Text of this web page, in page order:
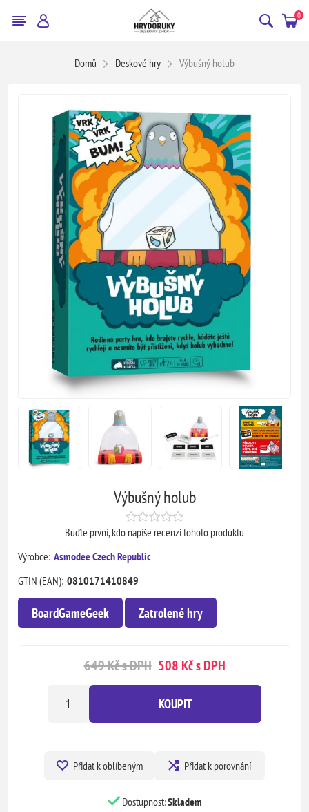
0
Domů Deskové hry Výbušný holub
Výbušný holub
Buďte první, kdo napíše recenzi tohoto produktu
Výrobce: Asmodee Czech Republic
GTIN (EAN): 0810171410849
BoardGameGeek Zatrolené hry
649 Kč s DPH 508 Kč s DPH
KOUPIT
Přidat k oblíbeným Přidat k porovnání
Dostupnost:Skladem